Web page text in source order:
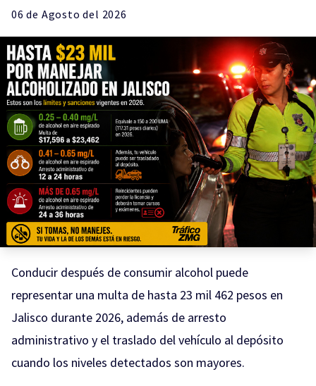
06 de Agosto del 2026
Conducir después de consumir alcohol puede
representar una multa de hasta 23 mil 462 pesos en
Jalisco durante 2026, además de arresto
administrativo y el traslado del vehículo al depósito
cuando los niveles detectados son mayores.